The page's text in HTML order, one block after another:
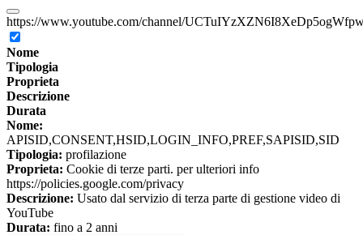
https://www.youtube.com/channel/
Nome
Tipologia
Proprieta
Descrizione
Durata
Nome:
APISID,CONSENT,HSID,LOGIN_INFO,PREF,SAPISID,SID
Tipologia: profilazione
Proprieta: Cookie di terze parti. per ulteriori info
https://policies.google.com/privacy
Descrizione: Usato dal servizio di terza parte di gestione video di
YouTube
Durata: fino a 2 anni